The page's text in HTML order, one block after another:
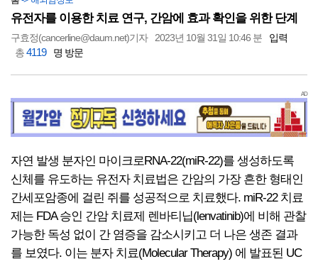
유전자를 이용한 치료 연구, 간암에 효과 확인을 위한 단계
구효정(cancerline@daum.net)기자 2023년 10월 31일 10:46 분
입력
총4119 명 방문
AD
자연 발생 분자인 마이크로RNA-22(miR-22)를 생성하도록
신체를 유도하는 유전자 치료법은 간암의 가장 흔한 형태인
간세포암종에 걸린 쥐를 성공적으로 치료했다. miR-22 치료
제는 FDA 승인 간암 치료제 렌바티닙(lenvatinib)에 비해 관찰
가능한 독성 없이 간 염증을 감소시키고 더 나은 생존 결과
를 보였다. 이는 분자 치료(Molecular Therapy) 에 발표된 UC